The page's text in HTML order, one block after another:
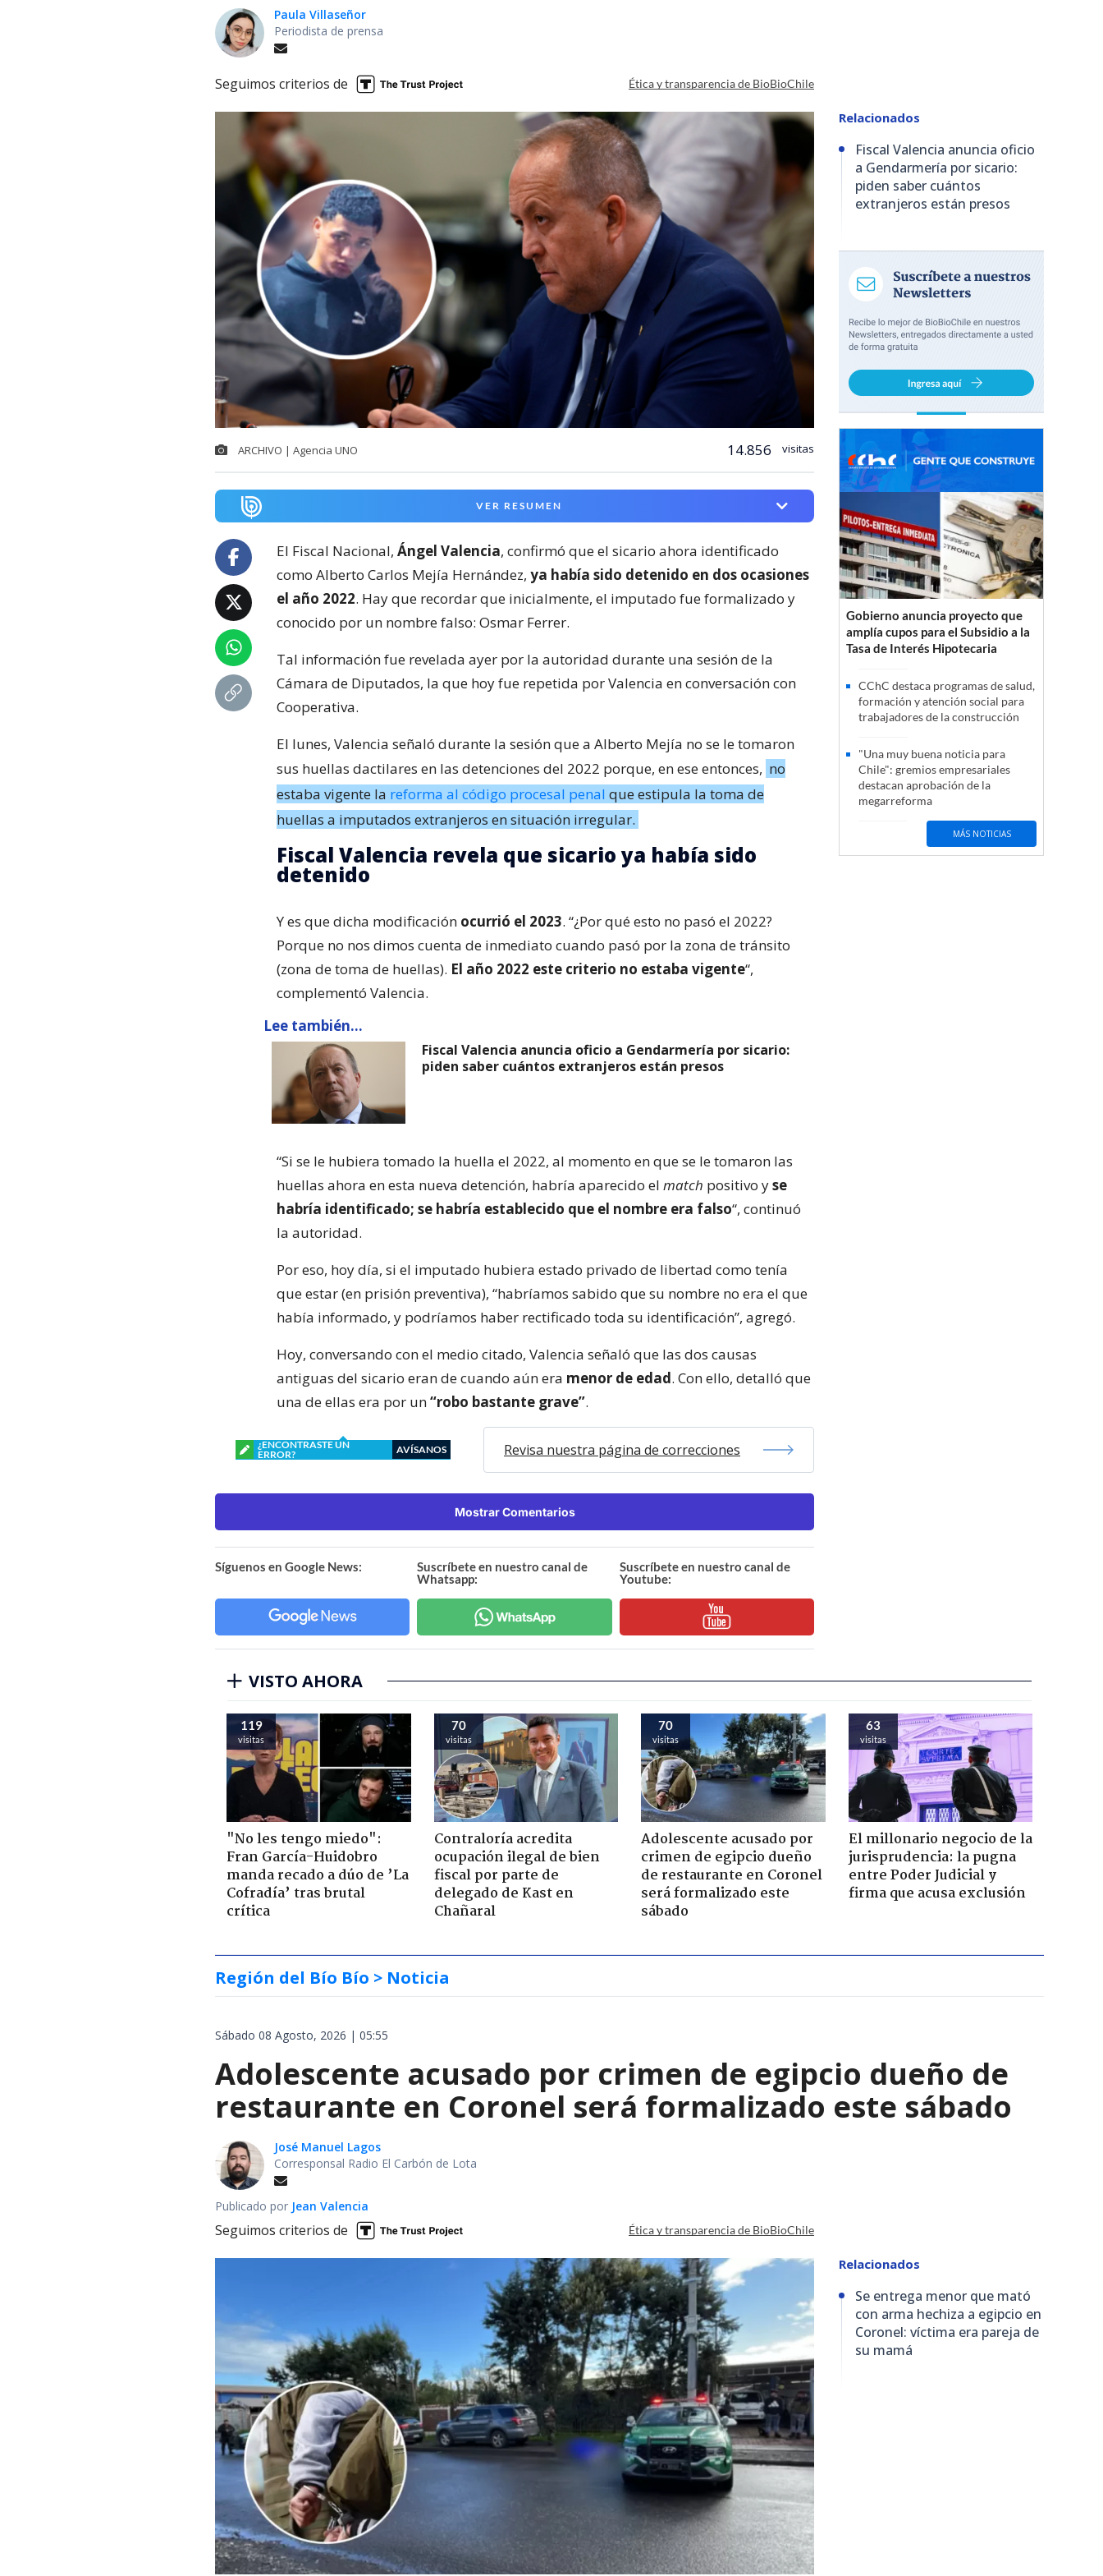
Paula Villaseñor
Periodista de prensa
Seguimos criterios de Ética y transparencia de BioBioChile
ARCHIVO | Agencia UNO 14.856 visitas
VER RESUMEN
El Fiscal Nacional, Ángel Valencia, confirmó que el sicario ahora identificado
como Alberto Carlos Mejía Hernández, ya había sido detenido en dos ocasiones
el año 2022. Hay que recordar que inicialmente, el imputado fue formalizado y
conocido por un nombre falso: Osmar Ferrer.
Tal información fue revelada ayer por la autoridad durante una sesión de la
Cámara de Diputados, la que hoy fue repetida por Valencia en conversación con
Cooperativa.
El lunes, Valencia señaló durante la sesión que a Alberto Mejía no se le tomaron
sus huellas dactilares en las detenciones del 2022 porque, en ese entonces, no
estaba vigente la reforma al código procesal penal que estipula la toma de
huellas a imputados extranjeros en situación irregular.
Fiscal Valencia revela que sicario ya había sido
detenido
Y es que dicha modificación ocurrió el 2023. “¿Por qué esto no pasó el 2022?
Porque no nos dimos cuenta de inmediato cuando pasó por la zona de tránsito
(zona de toma de huellas). El año 2022 este criterio no estaba vigente“,
complementó Valencia.
Lee también...
Fiscal Valencia anuncia oficio a Gendarmería por sicario:
piden saber cuántos extranjeros están presos
“Si se le hubiera tomado la huella el 2022, al momento en que se le tomaron las
huellas ahora en esta nueva detención, habría aparecido el match positivo yse
habría identificado; se habría establecido que el nombre era falso“, continuó
la autoridad.
Por eso, hoy día, si el imputado hubiera estado privado de libertad como tenía
que estar (en prisión preventiva), “habríamos sabido que su nombre no era el que
había informado, y podríamos haber rectificado toda su identificación”, agregó.
Hoy, conversando con el medio citado, Valencia señaló que las dos causas
antiguas del sicario eran de cuando aún era menor de edad. Con ello, detalló que
una de ellas era por un“robo bastante grave”.
¿ENCONTRASTE UN
ERROR?
AVÍSANOS Revisa nuestra página de correcciones
Mostrar Comentarios
Síguenos en Google News:
Suscríbete en nuestro canal de
Whatsapp:
Suscríbete en nuestro canal de
Youtube:
Relacionados
Fiscal Valencia anuncia oficio
a Gendarmería por sicario:
piden saber cuántos
extranjeros están presos
Gobierno anuncia proyecto que
amplía cupos para el Subsidio a la
Tasa de Interés Hipotecaria
CChC destaca programas de salud,
formación y atención social para
trabajadores de la construcción
"Una muy buena noticia para
Chile": gremios empresariales
destacan aprobación de la
megarreforma
MÁS NOTICIAS
VISTO AHORA
119
visitas
"No les tengo miedo":
Fran García-Huidobro
manda recado a dúo de ’La
Cofradía’ tras brutal
crítica
70
visitas
Contraloría acredita
ocupación ilegal de bien
fiscal por parte de
delegado de Kast en
Chañaral
70
visitas
Adolescente acusado por
crimen de egipcio dueño
de restaurante en Coronel
será formalizado este
sábado
63
visitas
El millonario negocio de la
jurisprudencia: la pugna
entre Poder Judicial y
firma que acusa exclusión
Región del Bío Bío > Noticia
Sábado 08 Agosto, 2026 | 05:55
Adolescente acusado por crimen de egipcio dueño de
restaurante en Coronel será formalizado este sábado
José Manuel Lagos
Corresponsal Radio El Carbón de Lota
Publicado por Jean Valencia
Seguimos criterios de Ética y transparencia de BioBioChile
Relacionados
Se entrega menor que mató
con arma hechiza a egipcio en
Coronel: víctima era pareja de
su mamá